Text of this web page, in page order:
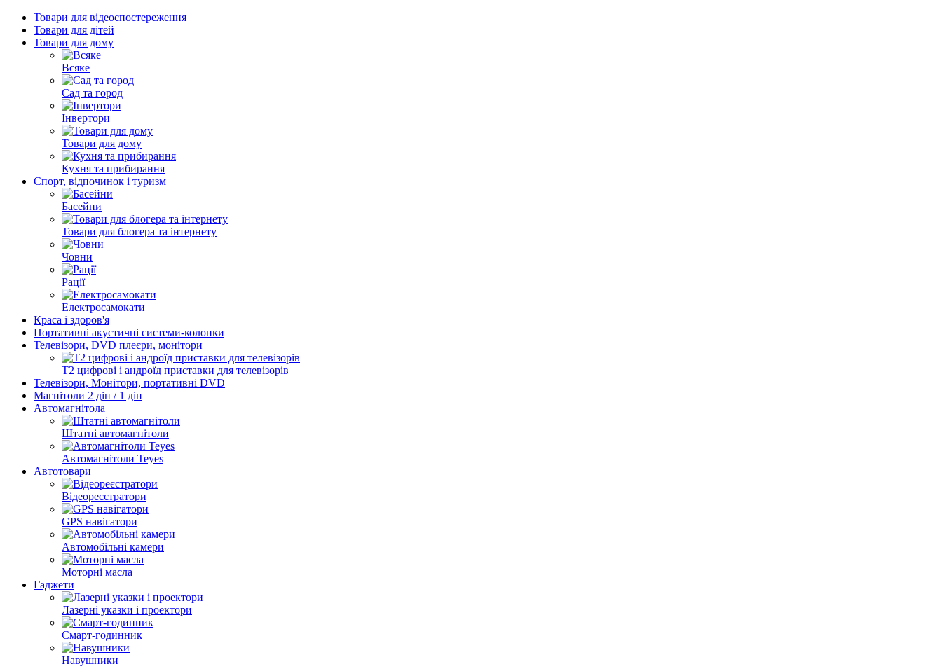
Товари для відеоспостереження
Товари для дітей
Товари для дому
Всяке
Сад та город
Інвертори
Товари для дому
Кухня та прибирання
Спорт, відпочинок і туризм
Басейни
Товари для блогера та інтернету
Човни
Рації
Електросамокати
Краса і здоров'я
Портативні акустичні системи-колонки
Телевізори, DVD плеєри, монітори
Т2 цифрові і андроїд приставки для телевізорів
Телевізори, Монітори, портативні DVD
Магнітоли 2 дін / 1 дін
Автомагнітола
Штатні автомагнітоли
Автомагнітоли Teyes
Автотовари
Відеореєстратори
GPS навігатори
Автомобільні камери
Моторні масла
Гаджети
Лазерні указки і проектори
Смарт-годинник
Навушники